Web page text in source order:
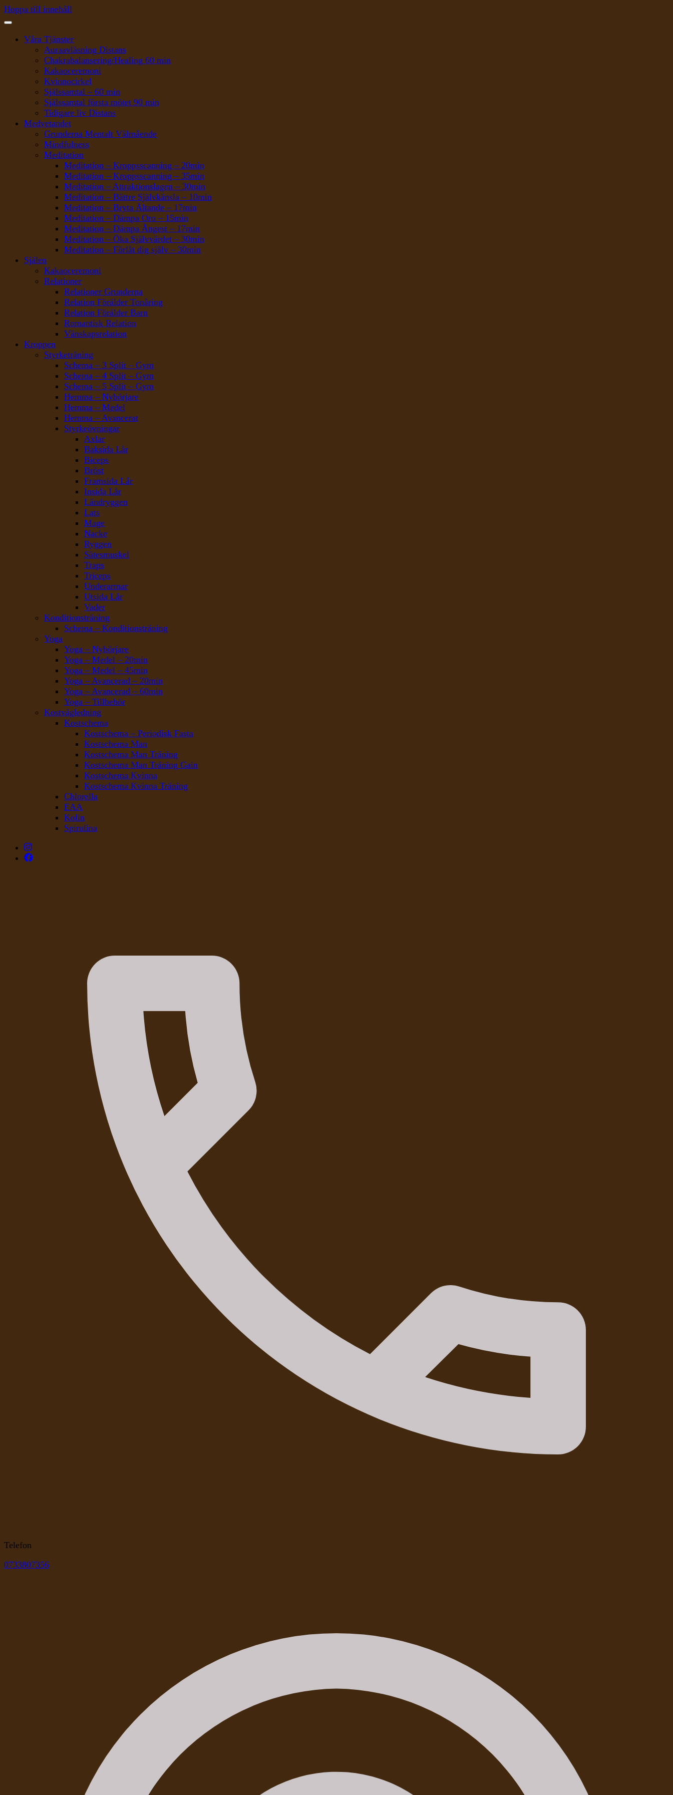
Hoppa till innehåll
Våra Tjänster
Auraavläsning Distans
Chakrabalansering/Healing 60 min
Kakaoceremoni
Kvinnocirkel
Själssamtal – 60 min
Själssamtal första mötet 90 min
Tidigare liv Distans
Medvetandet
Grunderna Mentalt Välmående
Mindfulness
Meditation
Meditation – Kroppsscanning – 20min
Meditation – Kroppsscanning – 35min
Meditation – Attraktionslagen – 30min
Meditation – Bättre Självkänsla – 10min
Meditation – Bryta Ältande – 17min
Meditation – Dämpa Oro – 15min
Meditation – Dämpa Ångest – 17min
Meditation – Öka Självvärdet – 30min
Meditation – Förlåt dig själv – 30min
Själen
Kakaoceremoni
Relationer
Relationer Grunderna
Relation Förälder Tonåring
Relation Förälder Barn
Romantisk Relation
Vänskapsrelation
Kroppen
Styrketräning
Schema – 3 Split – Gym
Schema – 4 Split – Gym
Schema – 5 Split – Gym
Hemma – Nybörjare
Hemma – Medel
Hemma – Avancerat
Styrkeövningar
Axlar
Baksida Lår
Biceps
Bröst
Framsida Lår
Insida Lår
Ländryggen
Lats
Mage
Nacke
Ryggen
Sätesmuskel
Traps
Triceps
Underarmar
Utsida Lår
Vader
Konditionsträning
Schema – Konditionsträning
Yoga
Yoga – Nybörjare
Yoga – Medel – 20min
Yoga – Medel – 45min
Yoga – Avancerad – 20min
Yoga – Avancerad – 60min
Yoga – Tillbehör
Kostvägledning
Kostschema
Kostschema – Periodisk Fasta
Kostschema Man
Kostschema Man Träning
Kostschema Man Träning Gain
Kostschema Kvinna
Kostschema Kvinna Träning
Chlorella
EAA
Kolin
Spirulina
Telefon
0733807356